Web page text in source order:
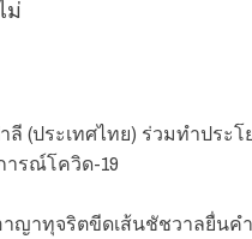
ม่
ลี (ประเทศไทย) ร่วมทำประ
รณ์โควิด-19
ญาทุจริตขีดเส้นชัชวาลยื่นค